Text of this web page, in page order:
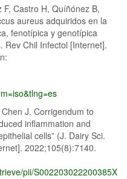
Castro H, Quíñónez B,
aureus adquiridos en la
fenotípica y genotípica
Rev Chil Infectol [Internet].
J. Corrigendum to
inflammation and
cells” (J. Dairy Sci.
2022;105(8):7140.
pii/S002203022200385X